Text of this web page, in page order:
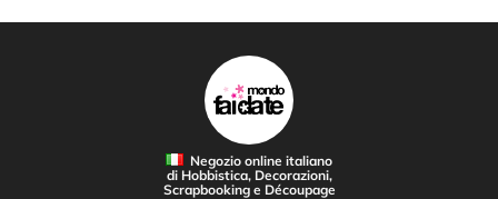
Negozio online italiano
di Hobbistica, Decorazioni,
Scrapbooking e Découpage